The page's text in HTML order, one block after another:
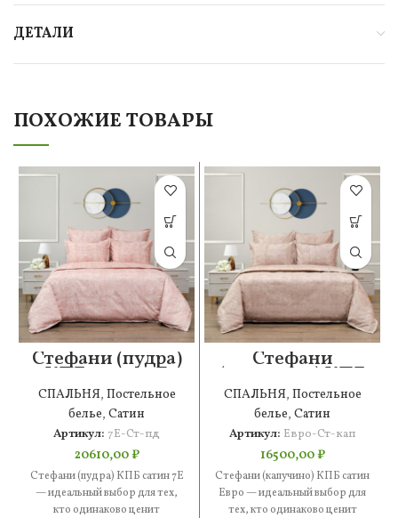
ДЕТАЛИ
ПОХОЖИЕ ТОВАРЫ
Стефани (пудра)
КПБ сатин 7Е
СПАЛЬНЯ, Постельное
белье, Сатин
Артикул: 7Е-Ст-пд
20610,00₽
Стефани (пудра) КПБ сатин 7Е
— идеальный выбор для тех,
кто одинаково ценит
Стефани
(капучино) КПБ
сатин Евро
СПАЛЬНЯ, Постельное
белье, Сатин
Артикул: Евро-Ст-кап
16500,00₽
Стефани (капучино) КПБ сатин
Евро — идеальный выбор для
тех, кто одинаково ценит